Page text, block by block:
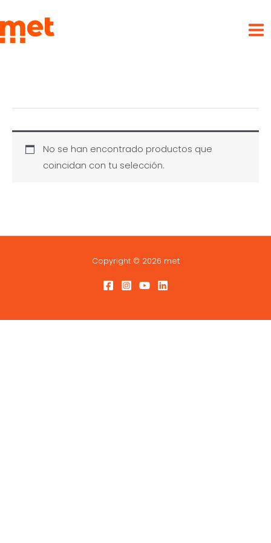
al
contenido
No se han encontrado productos que
coincidan con tu selección.
Copyright © 2026 met